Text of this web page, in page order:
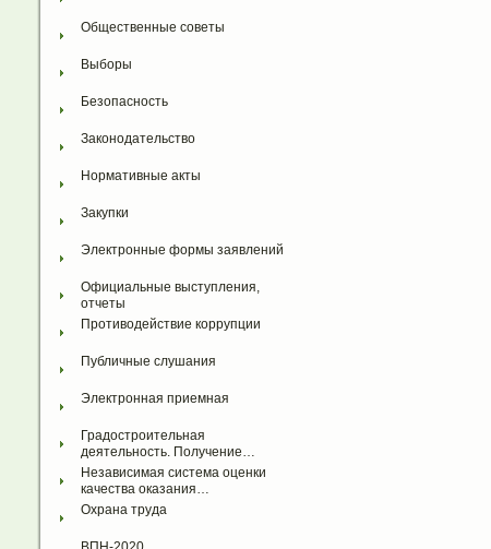
Общественные советы
Выборы
Безопасность
Законодательство
Нормативные акты
Закупки
Электронные формы заявлений
Официальные выступления,
отчеты
Противодействие коррупции
Публичные слушания
Электронная приемная
Градостроительная
деятельность. Получение…
Независимая система оценки
качества оказания…
Охрана труда